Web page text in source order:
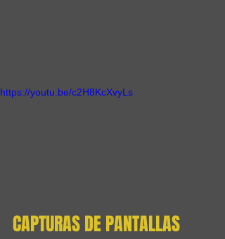
https://youtu.be/c2H8KcXvyLs
CAPTURAS DE PANTALLAS